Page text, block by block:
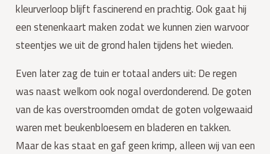
kleurverloop blijft fascinerend en prachtig. Ook gaat hij
een stenenkaart maken zodat we kunnen zien warvoor
steentjes we uit de grond halen tijdens het wieden.
Even later zag de tuin er totaal anders uit: De regen
was naast welkom ook nogal overdonderend. De goten
van de kas overstroomden omdat de goten volgewaaid
waren met beukenbloesem en bladeren en takken.
Maar de kas staat en gaf geen krimp, alleen wij van een